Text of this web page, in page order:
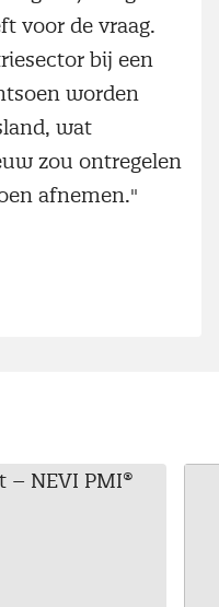
voor de vraag.
bij een
worden
wat
zou ontregelen
afnemen."